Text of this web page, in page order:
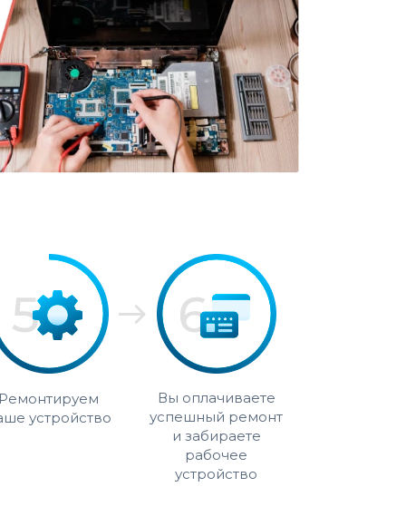
устройство
Вы оплачиваете
успешный ремонт
и забираете
рабочее
устройство